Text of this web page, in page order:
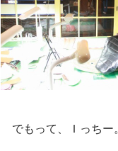
でもって、Ｉっちー。